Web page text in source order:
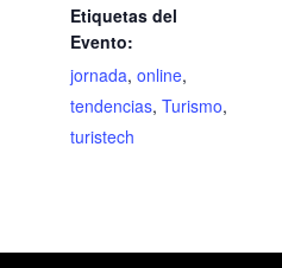
Etiquetas del
Evento:
jornada, online,
tendencias, Turismo,
turistech